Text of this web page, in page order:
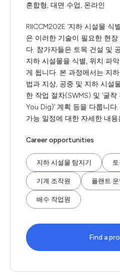
혼합형, 대면 수업, 온라인
RIICCM202E ‘지하 시설물 식
은 이러한 기술이 필요한 현
다. 참가자들은 토목 건설 및
지하 시설물을 식별, 위치 파
게 됩니다. 본 과정에서는 지
법과 지상, 공중 및 지하 시설
한 작업 절차(SWMS) 및 ‘굴
You Dig)’ 계획 등을 다룹니
가능 일정에 대한 자세한 내
Career opportunities
지하 시설물 탐지기
기계 조작원 플랜트
배수 작업원
Find a